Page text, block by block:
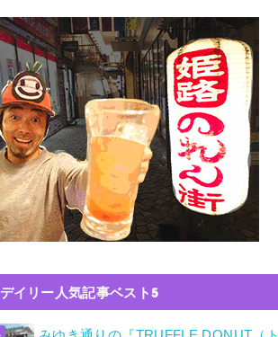
デイリー人気記事ベスト5